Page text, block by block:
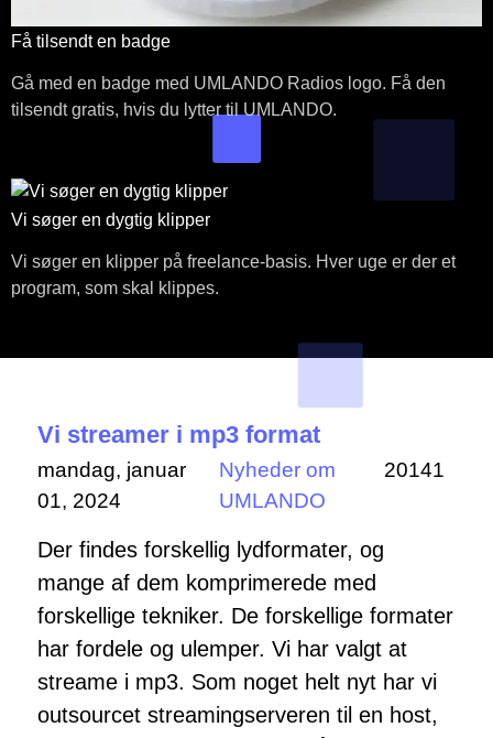
Få tilsendt en badge
Gå med en badge med UMLANDO Radios logo. Få den
tilsendt gratis, hvis du lytter til UMLANDO.
Vi søger en dygtig klipper
Vi søger en klipper på freelance-basis. Hver uge er der et
program, som skal klippes.
Vi streamer i mp3 format
mandag, januar
01, 2024
Nyheder om
UMLANDO
20141
Der findes forskellig lydformater, og
mange af dem komprimerede med
forskellige tekniker. De forskellige formater
har fordele og ulemper. Vi har valgt at
streame i mp3. Som noget helt nyt har vi
outsourcet streamingserveren til en host,